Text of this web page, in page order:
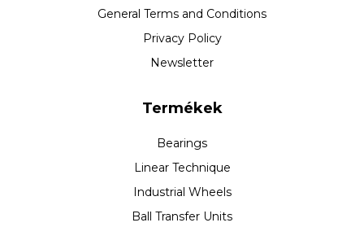
General Terms and Conditions
Privacy Policy
Newsletter
Termékek
Bearings
Linear Technique
Industrial Wheels
Ball Transfer Units